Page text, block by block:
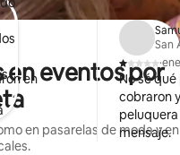
en eventos por
en pasarelas de moda y en
San
,
·
No sé
cobraron
mensaje.